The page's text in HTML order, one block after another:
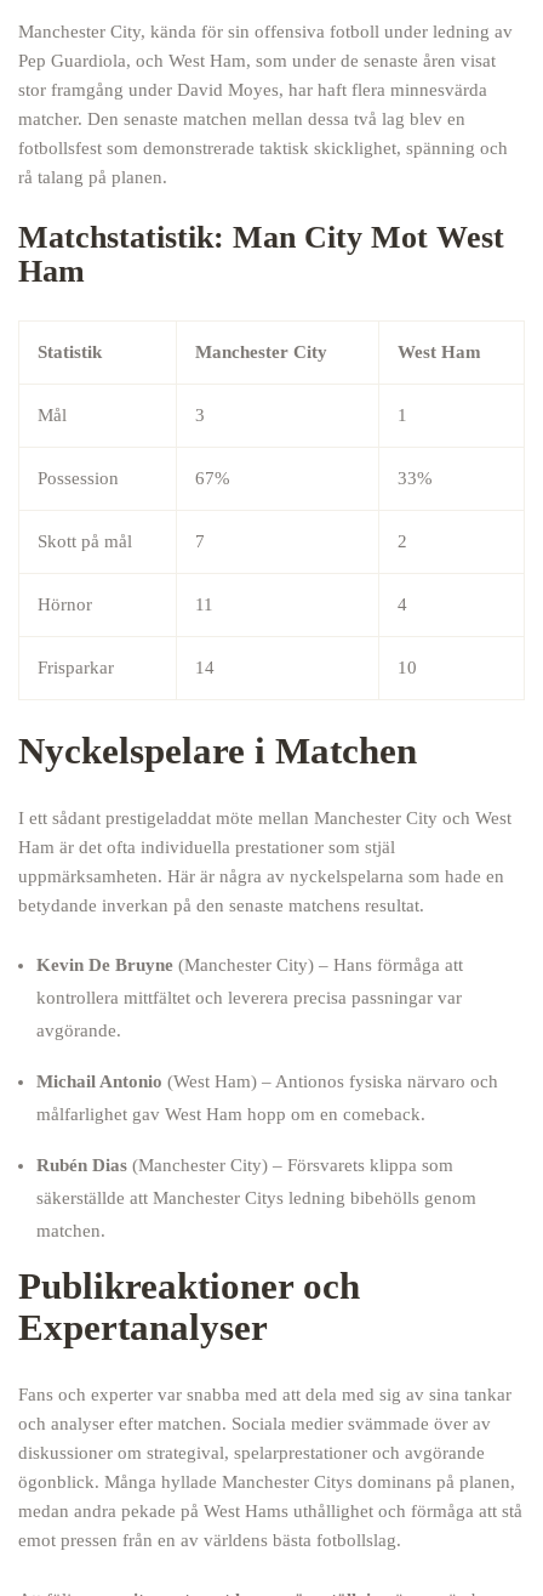
Manchester City, kända för sin offensiva fotboll under ledning av
Pep Guardiola, och West Ham, som under de senaste åren visat
stor framgång under David Moyes, har haft flera minnesvärda
matcher. Den senaste matchen mellan dessa två lag blev en
fotbollsfest som demonstrerade taktisk skicklighet, spänning och
rå talang på planen.
Matchstatistik: Man City Mot West
Ham
Statistik Manchester City West Ham
Mål 3 1
Possession 67% 33%
Skott på mål 7 2
Hörnor 11 4
Frisparkar 14 10
Nyckelspelare i Matchen
I ett sådant prestigeladdat möte mellan Manchester City och West
Ham är det ofta individuella prestationer som stjäl
uppmärksamheten. Här är några av nyckelspelarna som hade en
betydande inverkan på den senaste matchens resultat.
Kevin De Bruyne (Manchester City) – Hans förmåga att
kontrollera mittfältet och leverera precisa passningar var
avgörande.
Michail Antonio (West Ham) – Antionos fysiska närvaro och
målfarlighet gav West Ham hopp om en comeback.
Rubén Dias (Manchester City) – Försvarets klippa som
säkerställde att Manchester Citys ledning bibehölls genom
matchen.
Publikreaktioner och
Expertanalyser
Fans och experter var snabba med att dela med sig av sina tankar
och analyser efter matchen. Sociala medier svämmade över av
diskussioner om strategival, spelarprestationer och avgörande
ögonblick. Många hyllade Manchester Citys dominans på planen,
medan andra pekade på West Hams uthållighet och förmåga att stå
emot pressen från en av världens bästa fotbollslag.